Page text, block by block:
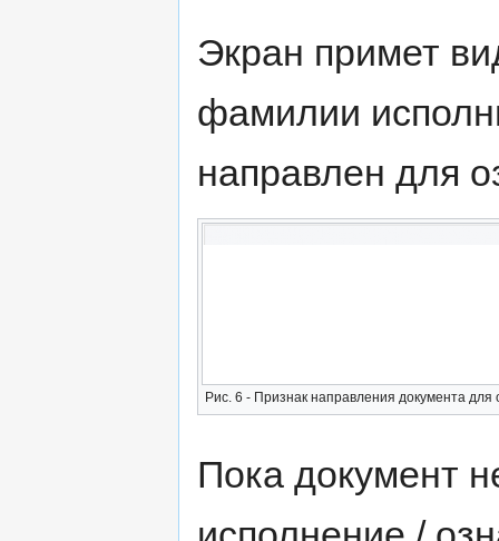
Экран примет
фамилии
направлен для
Рис. 6 - Признак направления документа для
Пока документ